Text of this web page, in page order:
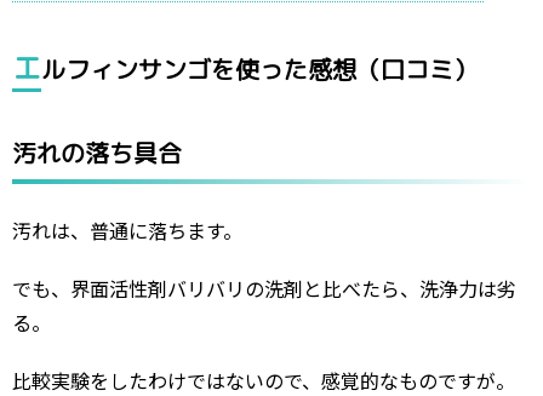
エルフィンサンゴを使った感想（口コミ）
汚れの落ち具合
汚れは、普通に落ちます。
でも、界面活性剤バリバリの洗剤と比べたら、洗浄力は劣
る。
比較実験をしたわけではないので、感覚的なものですが。